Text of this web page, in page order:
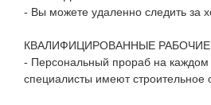
- Вы можете удаленно следить за
КВАЛИФИЦИРОВАННЫЕ РАБОЧИЕ
- Персональный прораб на
специалисты имеют строительное